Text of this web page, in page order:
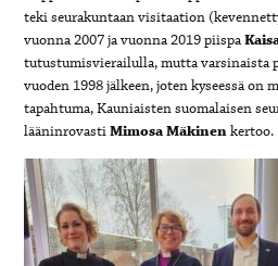
teki seurakuntaan visitaation
vuonna 2007 ja vuonna 2019 piispa
tutustumisvierailulla, mutta varsinaista
vuoden 1998 jälkeen, joten kyseessä
tapahtuma, Kauniaisten suomalaisen
lääninrovastiMimosa Mäkinenkertoo.